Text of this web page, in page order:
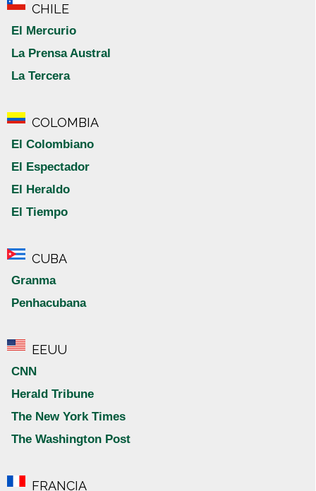
CHILE
El Mercurio
La Prensa Austral
La Tercera
COLOMBIA
El Colombiano
El Espectador
El Heraldo
El Tiempo
CUBA
Granma
Penhacubana
EEUU
CNN
Herald Tribune
The New York Times
The Washington Post
FRANCIA